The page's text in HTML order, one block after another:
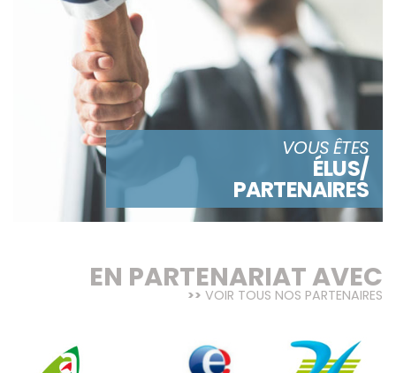
VOUS ÊTES
ÉLUS/
PARTENAIRES
EN PARTENARIAT AVEC
VOIR TOUS NOS PARTENAIRES